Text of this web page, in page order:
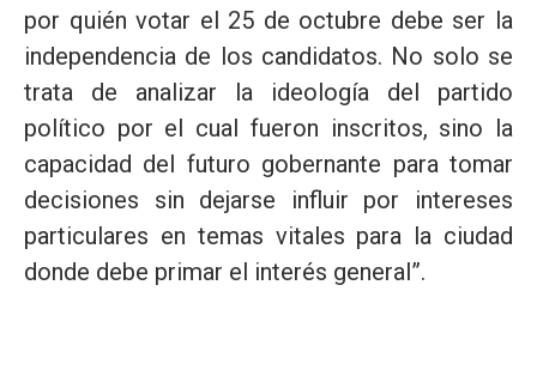
por quién votar el 25 de octubre debe ser la
independencia de los candidatos. No solo se
trata de analizar la ideología del partido
político por el cual fueron inscritos, sino la
capacidad del futuro gobernante para tomar
decisiones sin dejarse influir por intereses
particulares en temas vitales para la ciudad
donde debe primar el interés general”.